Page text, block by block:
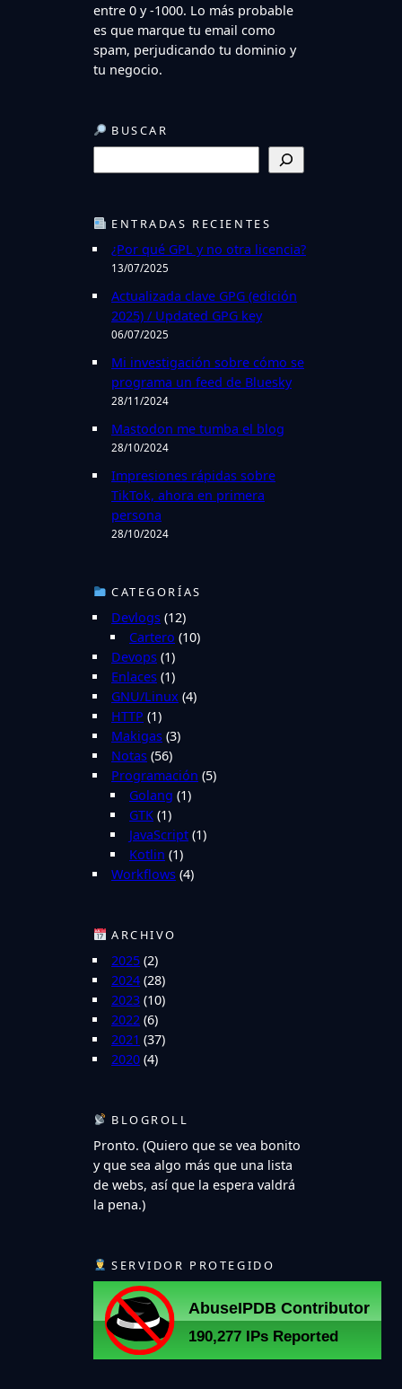
entre 0 y -1000. Lo más probable
es que marque tu email como
spam, perjudicando tu dominio y
tu negocio.
BUSCAR
u
c
a
r
ENTRADAS RECIENTES
¿Por qué GPL y no otra licencia?
13/07/2025
Actualizada clave GPG (edición
2025) / Updated GPG key
06/07/2025
Mi investigación sobre cómo se
programa un feed de Bluesky
28/11/2024
Mastodon me tumba el blog
28/10/2024
Impresiones rápidas sobre
TikTok, ahora en primera
persona
28/10/2024
CATEGORÍAS
Devlogs (12)
Cartero (10)
Devops (1)
Enlaces (1)
GNU/Linux (4)
HTTP (1)
Makigas (3)
Notas (56)
Programación (5)
Golang (1)
GTK (1)
JavaScript (1)
Kotlin (1)
Workflows (4)
ARCHIVO
2025 (2)
2024 (28)
2023 (10)
2022 (6)
2021 (37)
2020 (4)
BLOGROLL
Pronto. (Quiero que se vea bonito
y que sea algo más que una lista
de webs, así que la espera valdrá
la pena.)
SERVIDOR PROTEGIDO